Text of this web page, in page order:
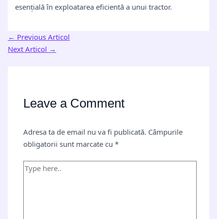
esențială în exploatarea eficientă a unui tractor.
← Previous Articol
Next Articol →
Leave a Comment
Adresa ta de email nu va fi publicată. Câmpurile
obligatorii sunt marcate cu*